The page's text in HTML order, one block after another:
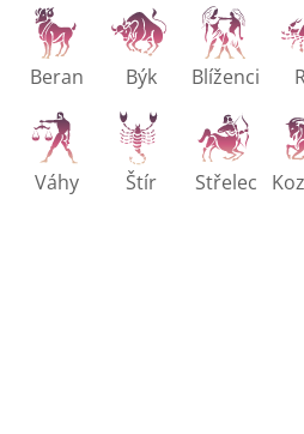
Beran Býk Blíženci
Váhy Štír Střelec